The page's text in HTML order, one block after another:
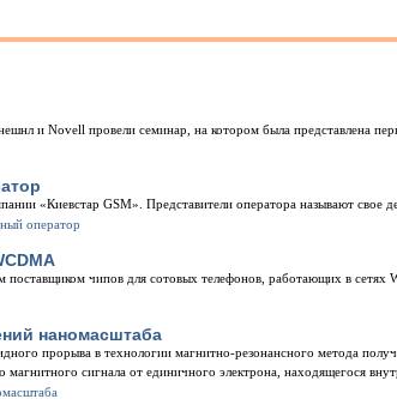
и Novell провели семинар, на котором была представлена
«Киевстар GSM». Представители оператора называют свое
поставщиком чипов для сотовых телефонов, работающих в сетях
наномасштаба
прорыва в технологии магнитно-резонансного метода
сигнала от единичного электрона, находящегося